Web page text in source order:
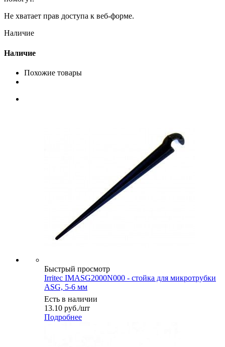
Не хватает прав доступа к веб-форме.
Наличие
Наличие
Похожие товары
Быстрый просмотр
Irritec IMASG2000N000 - стойка для микротрубки
ASG, 5-6 мм
Есть в наличии
13.10 руб./шт
Подробнее